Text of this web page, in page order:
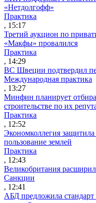
«Нетдолгофф»
Практика
, 15:17
Третий аукцион по
«Макфы» провалился
Практика
, 14:29
ВС Швеции подтвердил
Международная практика
, 13:27
Минфин планирует
строительстве по их
Практика
, 12:52
Экономколлегия
пользование землей
Практика
, 12:43
Великобритания
Санкции
, 12:41
АБД предложила